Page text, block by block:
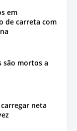
em
de carreta com
são mortos a
neta